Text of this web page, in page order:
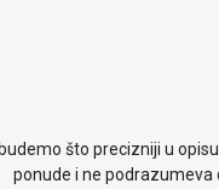
što precizniji u
ponude i ne